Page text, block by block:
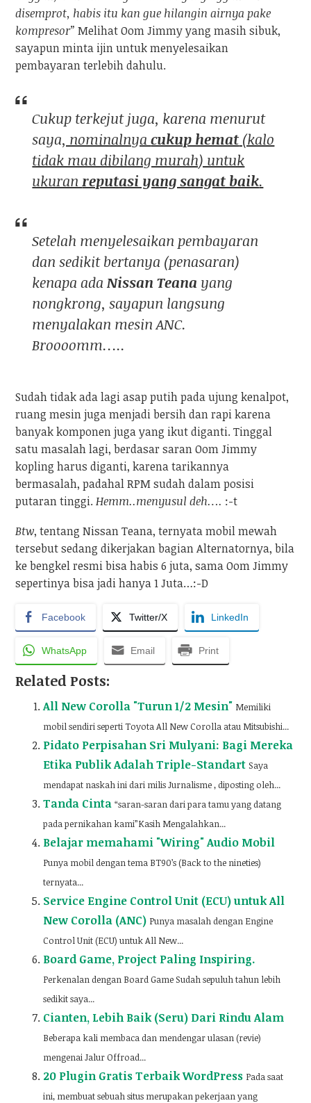
disemprot, habis itu kan gue hilangin airnya pake
kompresor”Melihat Oom Jimmy yang masih sibuk,
sayapun minta ijin untuk menyelesaikan
pembayaran terlebih dahulu.
Cukup terkejut juga, karena menurut
saya, nominalnyacukup hemat (kalo
tidak mau dibilang murah) untuk
ukuranreputasi yang sangat baik.
Setelah menyelesaikan pembayaran
dan sedikit bertanya (penasaran)
kenapa ada Nissan Teana yang
nongkrong, sayapun langsung
menyalakan mesin ANC.
Broooomm…..
Sudah tidak ada lagi asap putih pada ujung kenalpot,
ruang mesin juga menjadi bersih dan rapi karena
banyak komponen juga yang ikut diganti. Tinggal
satu masalah lagi, berdasar saran Oom Jimmy
kopling harus diganti, karena tarikannya
bermasalah, padahal RPM sudah dalam posisi
putaran tinggi. Hemm..menyusul deh…. :-t
Btw, tentang Nissan Teana, ternyata mobil mewah
tersebut sedang dikerjakan bagian Alternatornya, bila
ke bengkel resmi bisa habis 6 juta, sama Oom Jimmy
sepertinya bisa jadi hanya 1 Juta…:-D
Facebook Twitter/X LinkedIn
WhatsApp Email Print
Related Posts:
All New Corolla "Turun 1/2 Mesin" Memiliki
mobil sendiri seperti Toyota All New Corolla atau Mitsubishi...
Pidato Perpisahan Sri Mulyani: Bagi Mereka
Etika Publik Adalah Triple-Standart Saya
mendapat naskah ini dari milis Jurnalisme , diposting oleh...
Tanda Cinta “saran-saran dari para tamu yang datang
pada pernikahan kami”Kasih Mengalahkan...
Belajar memahami "Wiring" Audio Mobil
Punya mobil dengan tema BT90’s (Back to the nineties)
ternyata...
Service Engine Control Unit (ECU) untuk All
New Corolla (ANC) Punya masalah dengan Engine
Control Unit (ECU) untuk All New...
Board Game, Project Paling Inspiring.
Perkenalan dengan Board Game Sudah sepuluh tahun lebih
sedikit saya...
Cianten, Lebih Baik (Seru) Dari Rindu Alam
Beberapa kali membaca dan mendengar ulasan (revie)
mengenai Jalur Offroad...
20 Plugin Gratis Terbaik WordPress Pada saat
ini, membuat sebuah situs merupakan pekerjaan yang